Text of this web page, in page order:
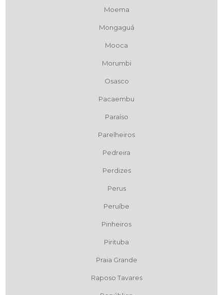
Moema
Mongaguá
Mooca
Morumbi
Osasco
Pacaembu
Paraíso
Parelheiros
Pedreira
Perdizes
Perus
Peruíbe
Pinheiros
Pirituba
Praia Grande
Raposo Tavares